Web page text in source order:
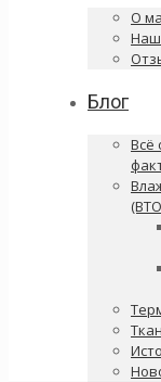
О
Блог
Всё